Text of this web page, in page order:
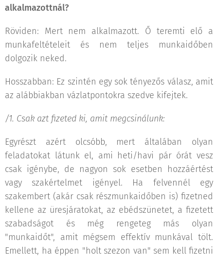
alkalmazottnál?
Röviden: Mert nem alkalmazott. Ő teremti elő a
munkafeltételeit és nem teljes munkaidőben
dolgozik neked.
Hosszabban: Ez szintén egy sok tényezős válasz, amit
az alábbiakban vázlatpontokra szedve kifejtek.
/1. Csak azt fizeted ki, amit megcsinálunk:
Egyrészt azért olcsóbb, mert általában olyan
feladatokat látunk el, ami heti/havi pár órát vesz
csak igénybe, de nagyon sok esetben hozzáértést
vagy szakértelmet igényel. Ha felvennél egy
szakembert (akár csak részmunkaidőben is) fizetned
kellene az üresjáratokat, az ebédszünetet, a fizetett
szabadságot és még rengeteg más olyan
"munkaidőt", amit mégsem effektív munkával tölt.
Emellett, ha éppen "holt szezon van" sem kell fizetni